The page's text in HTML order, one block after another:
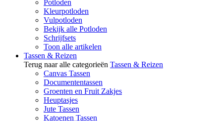
Potloden
Kleurpotloden
Vulpotloden
Bekijk alle Potloden
Schrijfsets
Toon alle artikelen
Tassen & Reizen
Terug naar alle categorieën Tassen & Reizen
Canvas Tassen
Documententassen
Groenten en Fruit Zakjes
Heuptasjes
Jute Tassen
Katoenen Tassen